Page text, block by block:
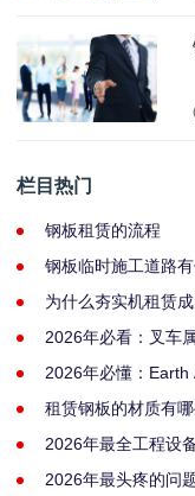
栏目热门
钢板租赁的流程
钢板临时施工道路
为什么夯实机租赁
2026年必看：叉车
2026年必懂：Earth
租赁钢板的材质有哪
2026年最全工程设
2026年最头疼的问